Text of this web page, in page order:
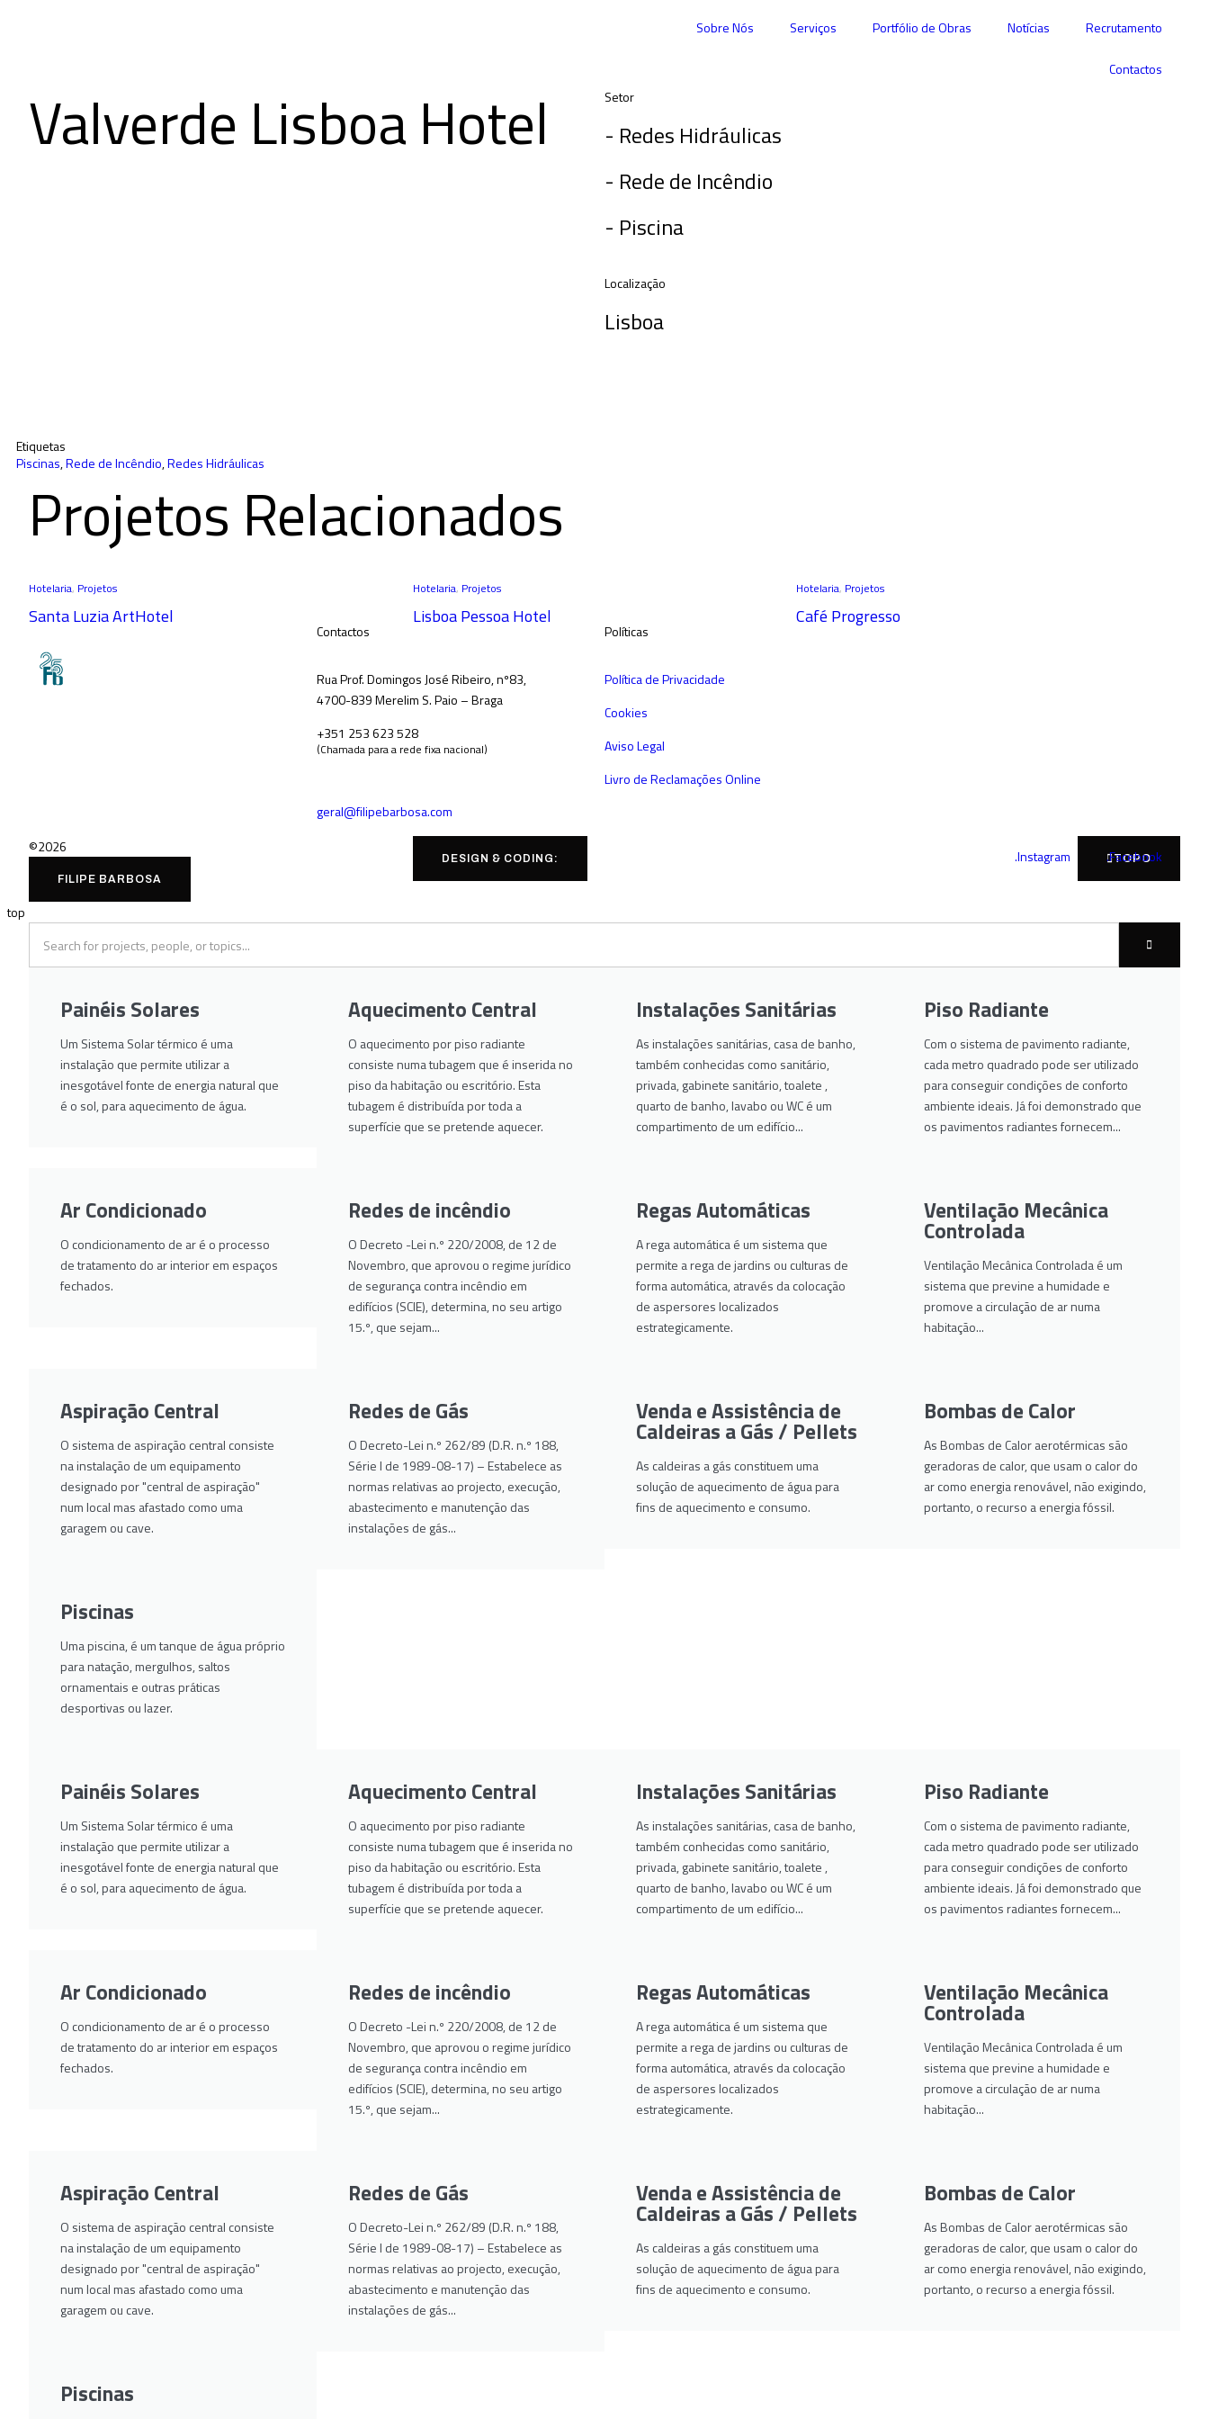
Sobre Nós Serviços Portfólio de Obras Notícias Recrutamento
Contactos
Valverde Lisboa Hotel Setor
- Redes Hidráulicas
- Rede de Incêndio
- Piscina
Localização
Lisboa
Etiquetas
Piscinas,Rede de Incêndio,Redes Hidráulicas
Projetos Relacionados
Hotelaria, Projetos
Santa Luzia ArtHotel
Hotelaria, Projetos
Lisboa Pessoa Hotel
Hotelaria, Projetos
Café Progresso
Contactos
Rua Prof. Domingos José Ribeiro, nº83,
4700-839 Merelim S. Paio – Braga
+351 253 623 528
(Chamada para a rede fixa nacional)
geral@filipebarbosa.com
Políticas
Política de Privacidade
Cookies
Aviso Legal
Livro de Reclamações Online
©2026
FILIPE BARBOSA
DESIGN & CODING: TOPO
.Instagram .Facebook
top
Painéis Solares
Um Sistema Solar térmico é uma
instalação que permite utilizar a
inesgotável fonte de energia natural que
é o sol, para aquecimento de água.
Aquecimento Central
O aquecimento por piso radiante
consiste numa tubagem que é inserida no
piso da habitação ou escritório. Esta
tubagem é distribuída por toda a
superfície que se pretende aquecer.
Instalações Sanitárias
As instalações sanitárias, casa de banho,
também conhecidas como sanitário,
privada, gabinete sanitário, toalete ,
quarto de banho, lavabo ou WC é um
compartimento de um edifício...
Piso Radiante
Com o sistema de pavimento radiante,
cada metro quadrado pode ser utilizado
para conseguir condições de conforto
ambiente ideais. Já foi demonstrado que
os pavimentos radiantes fornecem...
Ar Condicionado
O condicionamento de ar é o processo
de tratamento do ar interior em espaços
fechados.
Redes de incêndio
O Decreto -Lei n.º 220/2008, de 12 de
Novembro, que aprovou o regime jurídico
de segurança contra incêndio em
edifícios (SCIE), determina, no seu artigo
15.º, que sejam...
Regas Automáticas
A rega automática é um sistema que
permite a rega de jardins ou culturas de
forma automática, através da colocação
de aspersores localizados
estrategicamente.
Ventilação Mecânica
Controlada
Ventilação Mecânica Controlada é um
sistema que previne a humidade e
promove a circulação de ar numa
habitação...
Aspiração Central
O sistema de aspiração central consiste
na instalação de um equipamento
designado por "central de aspiração"
num local mas afastado como uma
garagem ou cave.
Redes de Gás
O Decreto-Lei n.º 262/89 (D.R. n.º 188,
Série I de 1989-08-17) – Estabelece as
normas relativas ao projecto, execução,
abastecimento e manutenção das
instalações de gás...
Venda e Assistência de
Caldeiras a Gás / Pellets
As caldeiras a gás constituem uma
solução de aquecimento de água para
fins de aquecimento e consumo.
Bombas de Calor
As Bombas de Calor aerotérmicas são
geradoras de calor, que usam o calor do
ar como energia renovável, não exigindo,
portanto, o recurso a energia fóssil.
Piscinas
Uma piscina, é um tanque de água próprio
para natação, mergulhos, saltos
ornamentais e outras práticas
desportivas ou lazer.
Painéis Solares
Um Sistema Solar térmico é uma
instalação que permite utilizar a
inesgotável fonte de energia natural que
é o sol, para aquecimento de água.
Aquecimento Central
O aquecimento por piso radiante
consiste numa tubagem que é inserida no
piso da habitação ou escritório. Esta
tubagem é distribuída por toda a
superfície que se pretende aquecer.
Instalações Sanitárias
As instalações sanitárias, casa de banho,
também conhecidas como sanitário,
privada, gabinete sanitário, toalete ,
quarto de banho, lavabo ou WC é um
compartimento de um edifício...
Piso Radiante
Com o sistema de pavimento radiante,
cada metro quadrado pode ser utilizado
para conseguir condições de conforto
ambiente ideais. Já foi demonstrado que
os pavimentos radiantes fornecem...
Ar Condicionado
O condicionamento de ar é o processo
de tratamento do ar interior em espaços
fechados.
Redes de incêndio
O Decreto -Lei n.º 220/2008, de 12 de
Novembro, que aprovou o regime jurídico
de segurança contra incêndio em
edifícios (SCIE), determina, no seu artigo
15.º, que sejam...
Regas Automáticas
A rega automática é um sistema que
permite a rega de jardins ou culturas de
forma automática, através da colocação
de aspersores localizados
estrategicamente.
Ventilação Mecânica
Controlada
Ventilação Mecânica Controlada é um
sistema que previne a humidade e
promove a circulação de ar numa
habitação...
Aspiração Central
O sistema de aspiração central consiste
na instalação de um equipamento
designado por "central de aspiração"
num local mas afastado como uma
garagem ou cave.
Redes de Gás
O Decreto-Lei n.º 262/89 (D.R. n.º 188,
Série I de 1989-08-17) – Estabelece as
normas relativas ao projecto, execução,
abastecimento e manutenção das
instalações de gás...
Venda e Assistência de
Caldeiras a Gás / Pellets
As caldeiras a gás constituem uma
solução de aquecimento de água para
fins de aquecimento e consumo.
Bombas de Calor
As Bombas de Calor aerotérmicas são
geradoras de calor, que usam o calor do
ar como energia renovável, não exigindo,
portanto, o recurso a energia fóssil.
Piscinas